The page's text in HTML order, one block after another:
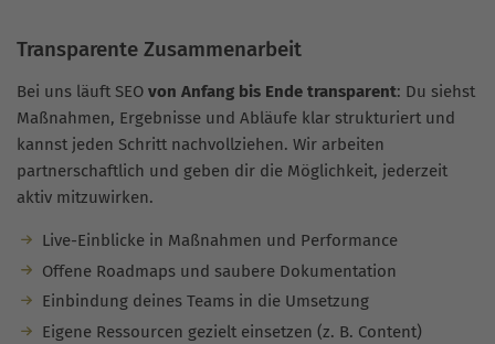
Transparente Zusammenarbeit
Bei uns läuft SEO von Anfang bis Ende transparent: Du siehst
Maßnahmen, Ergebnisse und Abläufe klar strukturiert und
kannst jeden Schritt nachvollziehen. Wir arbeiten
partnerschaftlich und geben dir die Möglichkeit, jederzeit
aktiv mitzuwirken.
Live-Einblicke in Maßnahmen und Performance
Offene Roadmaps und saubere Dokumentation
Einbindung deines Teams in die Umsetzung
Eigene Ressourcen gezielt einsetzen (z. B. Content)